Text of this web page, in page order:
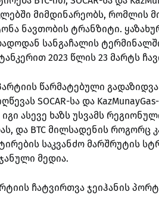
მიმდინარეობს, რომლის
ნავთობის ტრანზიტი.
სანგაჩალის
2023 წლის 23 მარტს
წარმატებული
SOCAR-სა და
ასევე ხაზს უსვამს
და BTC მილსადენის როგორც
საკვანძო მარშრუტის
მედია.
ჩატვირთვა ჯეიჰანის